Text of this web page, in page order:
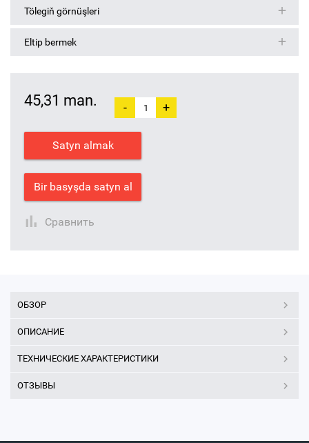
Tölegiň görnüşleri
Eltip bermek
45,31 man. - +
Satyn almak
Bir basyşda satyn al
Сравнить
ОБЗОР
ОПИСАНИЕ
ТЕХНИЧЕСКИЕ ХАРАКТЕРИСТИКИ
ОТЗЫВЫ